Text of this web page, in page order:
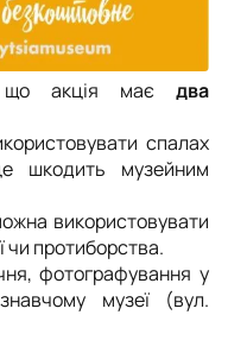
що акція має два
спалах
шкодить музейним
використовувати
чи протиборства.
фотографування у
музеї (вул.